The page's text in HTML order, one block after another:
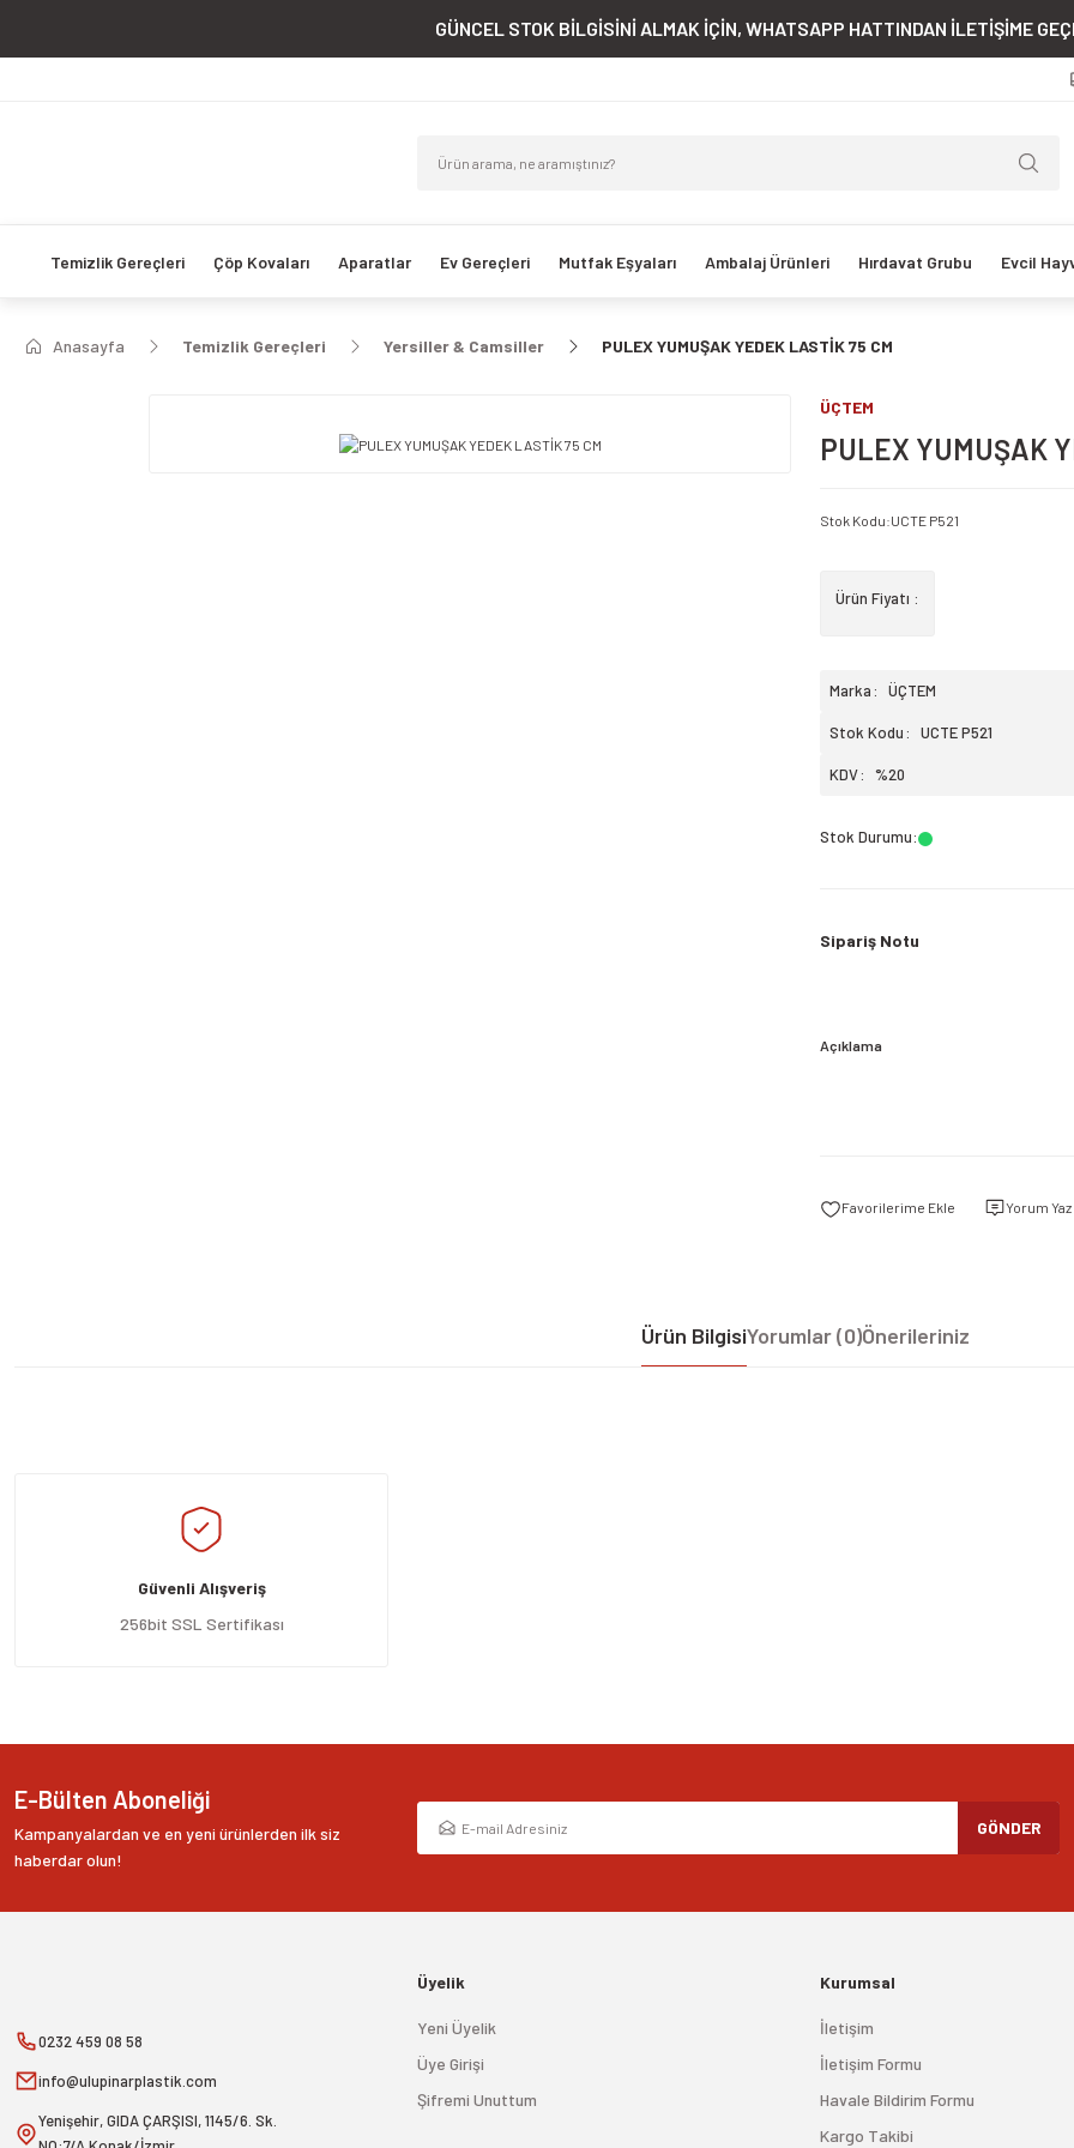
GÜNCEL STOK BİLGİSİNİ ALMAK İÇİN, WHATSAPP HATTINDAN İLETİŞİME
Temizlik Gereçleri Çöp Kovaları Aparatlar Ev Gereçleri Mutfak Eşyaları Ambalaj Ürünleri Hırdavat Grubu Evcil
Anasayfa Temizlik Gereçleri Yersiller & Camsiller PULEX YUMUŞAK YEDEK LASTİK 75 CM
ÜÇTEM
PULEX YUMUŞAK
Stok Kodu:UCTE P521
Ürün Fiyatı :
Marka ÜÇTEM
Stok Kodu UCTE P521
KDV %20
Stok Durumu:
Sipariş Notu
Açıklama
Yorum Yaz
Ürün BilgisiYorumlar (0)Önerileriniz
Ürün resmi kalitesiz, bozuk veya görüntülenemiyor.
Ürün açıklamasında eksik bilgiler bulunuyor.
Ürün bilgilerinde hatalar bulunuyor.
Ürün fiyatı diğer sitelerden daha pahalı.
Güvenli Alışveriş
256bit SSL Sertifikası
E-Bülten Aboneliği
Kampanyalardan ve en yeni ürünlerden ilk siz
haberdar olun!
GÖNDER
0232 459 08 58
info@ulupinarplastik.com
Yenişehir, GIDA ÇARŞISI, 1145/6. Sk.
Üyelik
Yeni Üyelik
Üye Girişi
Şifremi Unuttum
Kurumsal
İletişim
İletişim Formu
Havale Bildirim Formu
Kargo Takibi